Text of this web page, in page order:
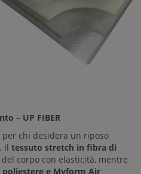
– UP FIBER
per chi desidera un riposo
Il tessuto stretch in fibra di
corpo con elasticità, mentre
e Myform Air